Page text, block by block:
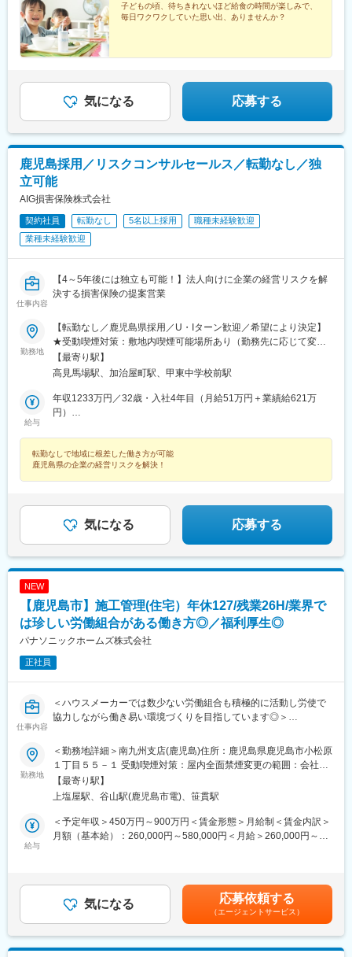
子どもの頃、待ちきれないほど給食の時間が楽しみで、
毎日ワクワクしていた思い出、ありませんか？
気になる 応募する
鹿児島採用／リスクコンサルセールス／転勤なし／独
立可能
AIG損害保険株式会社
契約社員 転勤なし 5名以上採用
職種未経験歓迎
業種未経験歓迎
仕事内容
【4～5年後には独立も可能！】法人向けに企業の経営リスクを解
決する損害保険の提案営業
勤務地
【転勤なし／鹿児島県採用／U・Iターン歓迎／希望により決定】
★受動喫煙対策：敷地内喫煙可能場所あり（勤務先に応じて変動
の可能性あり）
【最寄り駅】
高見馬場駅、加治屋町駅、甲東中学校前駅
給与
年収1233万円／32歳・入社4年目（月給51万円＋業績給621万
円）
転勤なしで地域に根差した働き方が可能
鹿児島県の企業の経営リスクを解決！
気になる 応募する
NEW
【鹿児島市】施工管理(住宅）年休127/残業26H/業界で
は珍しい労働組合がある働き方◎／福利厚生◎
パナソニックホームズ株式会社
正社員
仕事内容
＜ハウスメーカーでは数少ない労働組合も積極的に活動し労使で
協力しながら働き易い環境づくりを目指しています◎＞
（工事管理）を担当していただきます。都市部においては、複合
利用目的にも活用可能な最大９階建てまで可能な『多層階住宅：
ビューノ』を担当いただくケースもございます。
☆施工管理職としてワークライフバランスが整った環境☆
・年間休日127日＋有給最大25日（入社時から付与／入社日によ
って変動）。週休2日（水・日）、夏季・年末年始休暇などが整備
され、休みを取りやすい体制です。
・フレックスタイム制の導入で、コアタイムなしの柔軟な勤務が
可能。直行直帰の仕事スタイルで通勤負担を軽減できます（社用
車貸与）
勤務地
＜勤務地詳細＞南九州支店(鹿児島)住所：鹿児島県鹿児島市小松原
１丁目５５－１ 受動喫煙対策：屋内全面禁煙変更の範囲：会社の
定める事業所
【最寄り駅】
上塩屋駅、谷山駅(鹿児島市電)、笹貫駅
給与
＜予定年収＞450万円～900万円＜賃金形態＞月給制＜賃金内訳＞
月額（基本給）：260,000円～580,000円＜月給＞260,000円～
気になる 応募依頼する
（エージェントサービス）